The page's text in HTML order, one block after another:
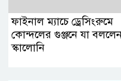
ফাইনাল ম্যাচে ড্রেসিংরুমে
কোন্দলের গুঞ্জনে যা
স্কালোনি